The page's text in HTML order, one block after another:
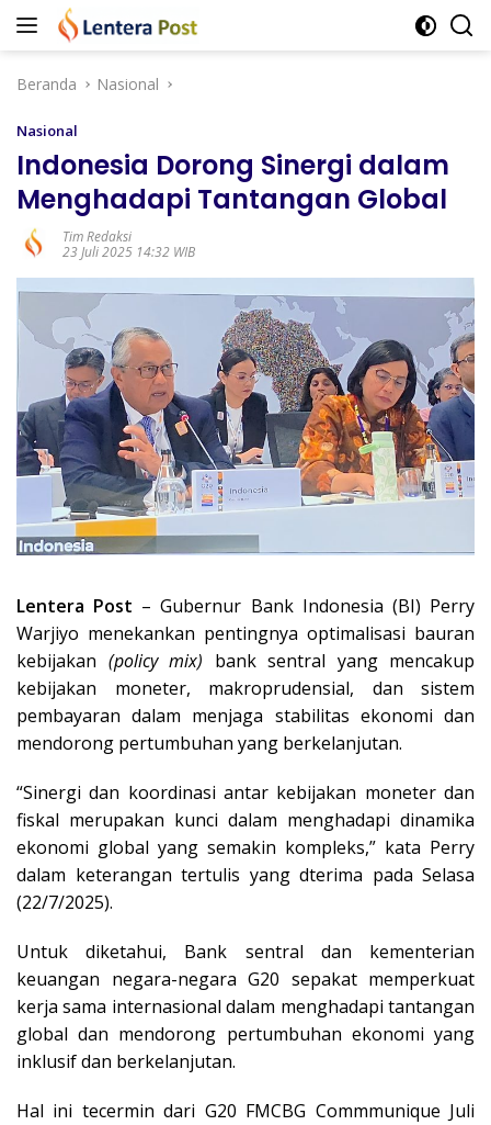
Langsung
Beranda
Nasional
Nasional
Indonesia Dorong Sinergi dalam
Menghadapi Tantangan Global
Tim Redaksi
23 Juli 2025 14:32 WIB
Lentera Post – Gubernur Bank Indonesia (BI) Perry
Warjiyo menekankan pentingnya optimalisasi bauran
kebijakan (policy mix) bank sentral yang mencakup
kebijakan moneter, makroprudensial, dan sistem
pembayaran dalam menjaga stabilitas ekonomi dan
mendorong pertumbuhan yang berkelanjutan.
“Sinergi dan koordinasi antar kebijakan moneter dan
fiskal merupakan kunci dalam menghadapi dinamika
ekonomi global yang semakin kompleks,” kata Perry
dalam keterangan tertulis yang dterima pada Selasa
(22/7/2025).
Untuk diketahui, Bank sentral dan kementerian
keuangan negara-negara G20 sepakat memperkuat
kerja sama internasional dalam menghadapi tantangan
global dan mendorong pertumbuhan ekonomi yang
inklusif dan berkelanjutan.
Hal ini tecermin​ dari G20 FMCBG Commmunique Juli